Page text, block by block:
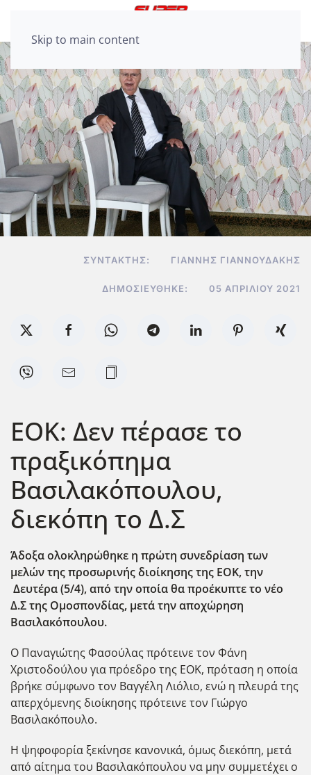
Skip to main content
ΣΥΝΤΆΚΤΗΣ: ΓΙΆΝΝΗΣ ΓΙΑΝΝΟΥΔΆΚΗΣ
ΔΗΜΟΣΙΕΎΘΗΚΕ: 05 ΑΠΡΙΛΊΟΥ 2021
ΕΟΚ: Δεν πέρασε το
πραξικόπημα
Βασιλακόπουλου,
διεκόπη το Δ.Σ
Άδοξα ολοκληρώθηκε η πρώτη συνεδρίαση των
μελών της προσωρινής διοίκησης της ΕΟΚ, την
Δευτέρα (5/4), από την οποία θα προέκυπτε το νέο
Δ.Σ της Ομοσπονδίας, μετά την αποχώρηση
Βασιλακόπουλου.
Ο Παναγιώτης Φασούλας πρότεινε τον Φάνη
Χριστοδούλου για πρόεδρο της ΕΟΚ, πρόταση η οποία
βρήκε σύμφωνο τον Βαγγέλη Λιόλιο, ενώ η πλευρά της
απερχόμενης διοίκησης πρότεινε τον Γιώργο
Βασιλακόπουλο.
Η ψηφοφορία ξεκίνησε κανονικά, όμως διεκόπη, μετά
από αίτημα του Βασιλακόπουλου να μην συμμετέχει ο